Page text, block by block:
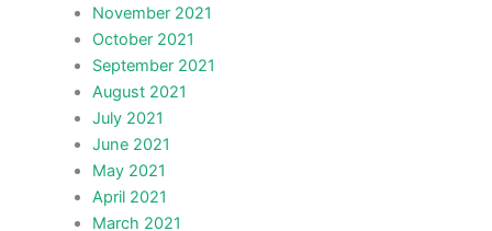
November 2021
October 2021
September 2021
August 2021
July 2021
June 2021
May 2021
April 2021
March 2021